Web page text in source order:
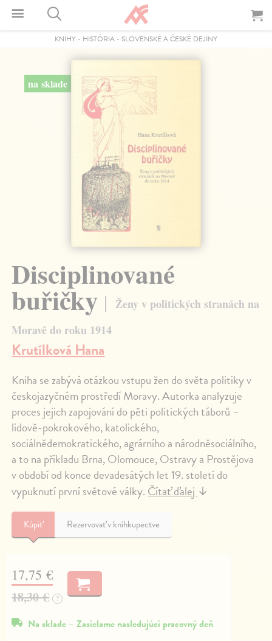
KNIHY - HISTÓRIA - SLOVENSKÉ A ČESKÉ DEJINY
na sklade
Disciplinované
buřičky
Ženy v politických stranách na
Moravě do roku 1914
Krutílková Hana
Kniha se zabývá otázkou vstupu žen do světa politiky v
českojazyčném prostředí Moravy. Autorka analyzuje
proces jejich zapojování do pěti politických táborů –
lidově-pokrokového, katolického,
sociálnědemokratického, agrárního a národněsociálního,
a to na příkladu Brna, Olomouce, Ostravy a Prostějova
v období od konce devadesátých let 19. století do
vypuknutí první světové války.Čítať ďalej↓
Kúpiť Rezervovať v kníhkupectve
17,75 €
18,30 € ?
Na sklade – Zasielame nasledujúci pracovný deň